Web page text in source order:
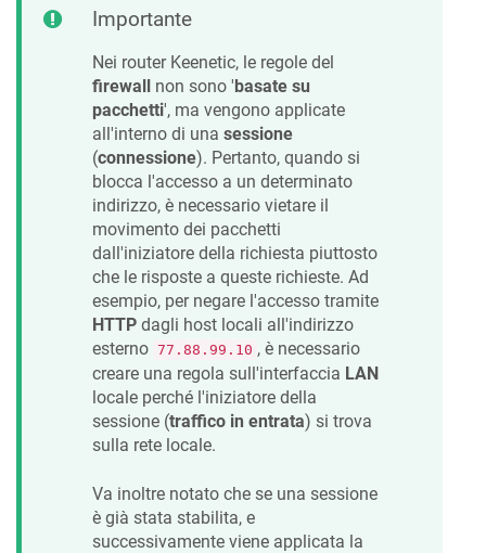
Importante
Nei router Keenetic, le regole del
firewall
non sono ' basate su
pacchetti', ma vengono applicate
all'interno di una sessione
(connessione). Pertanto, quando si
blocca l'accesso a un determinato
indirizzo, è necessario vietare il
movimento dei pacchetti
dall'iniziatore della richiesta piuttosto
che le risposte a queste richieste. Ad
esempio, per negare l'accesso tramite
HTTP dagli host locali all'indirizzo
esterno 77.88.99.10 , è necessario
creare una regola sull'interfaccia LAN
locale perché l'iniziatore della
sessione (traffico in entrata) si trova
sulla rete locale.
Va inoltre notato che se una sessione
è già stata stabilita, e
successivamente viene applicata la